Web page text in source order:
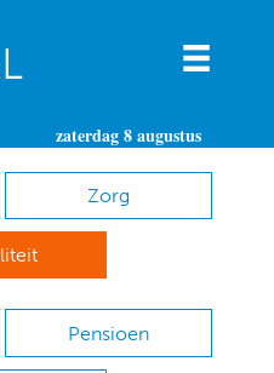
zaterdag 8 augustus
Zorg
Pensioen